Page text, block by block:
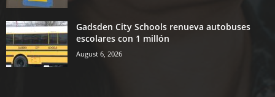
Gadsden City Schools renueva autobuses
escolares con 1 millón
August 6, 2026